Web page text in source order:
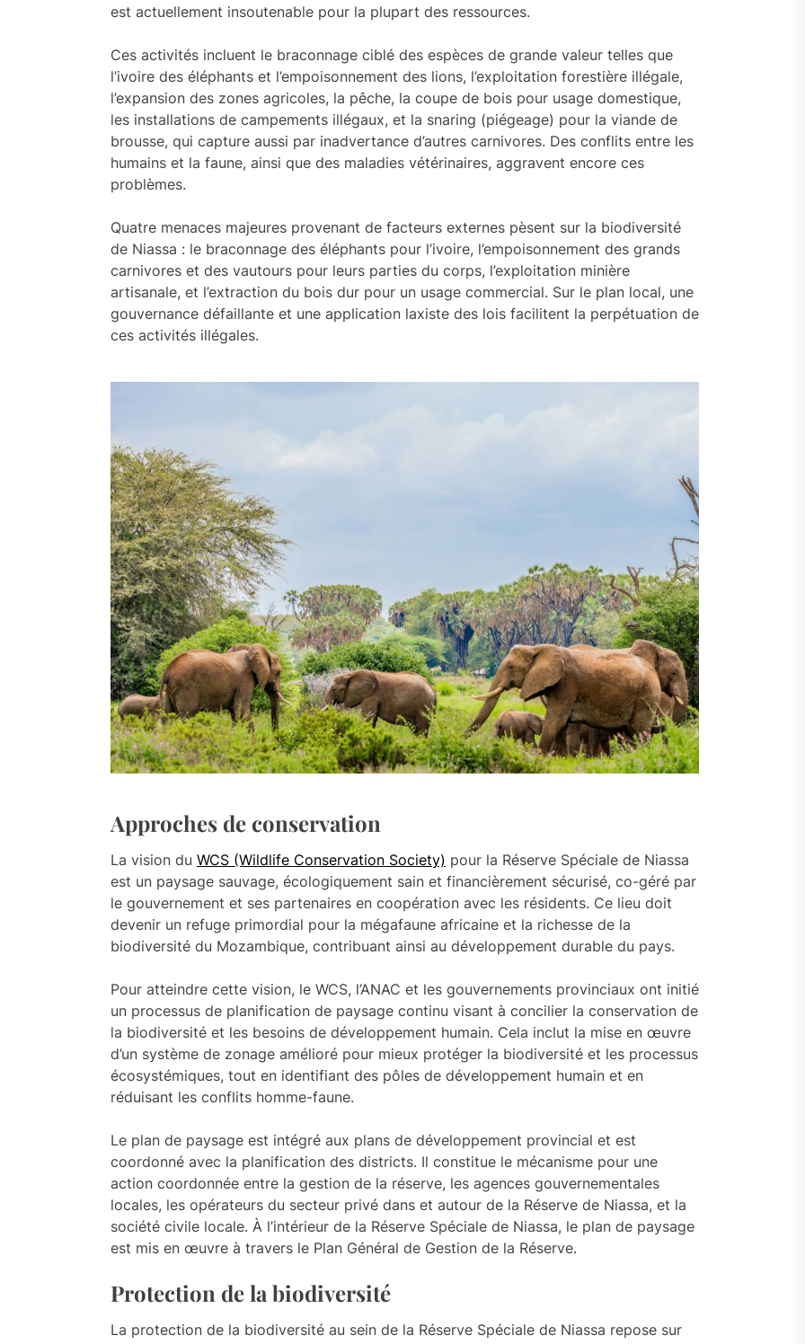
est actuellement insoutenable pour la plupart des ressources.
Ces activités incluent le braconnage ciblé des espèces de grande valeur telles que
l’ivoire des éléphants et l’empoisonnement des lions, l’exploitation forestière illégale,
l’expansion des zones agricoles, la pêche, la coupe de bois pour usage domestique,
les installations de campements illégaux, et la snaring (piégeage) pour la viande de
brousse, qui capture aussi par inadvertance d’autres carnivores. Des conflits entre les
humains et la faune, ainsi que des maladies vétérinaires, aggravent encore ces
problèmes.
Quatre menaces majeures provenant de facteurs externes pèsent sur la biodiversité
de Niassa : le braconnage des éléphants pour l’ivoire, l’empoisonnement des grands
carnivores et des vautours pour leurs parties du corps, l’exploitation minière
artisanale, et l’extraction du bois dur pour un usage commercial. Sur le plan local, une
gouvernance défaillante et une application laxiste des lois facilitent la perpétuation de
ces activités illégales.
Approches de conservation
La vision du WCS (Wildlife Conservation Society) pour la Réserve Spéciale de Niassa
est un paysage sauvage, écologiquement sain et financièrement sécurisé, co-géré par
le gouvernement et ses partenaires en coopération avec les résidents. Ce lieu doit
devenir un refuge primordial pour la mégafaune africaine et la richesse de la
biodiversité du Mozambique, contribuant ainsi au développement durable du pays.
Pour atteindre cette vision, le WCS, l’ANAC et les gouvernements provinciaux ont initié
un processus de planification de paysage continu visant à concilier la conservation de
la biodiversité et les besoins de développement humain. Cela inclut la mise en œuvre
d’un système de zonage amélioré pour mieux protéger la biodiversité et les processus
écosystémiques, tout en identifiant des pôles de développement humain et en
réduisant les conflits homme-faune.
Le plan de paysage est intégré aux plans de développement provincial et est
coordonné avec la planification des districts. Il constitue le mécanisme pour une
action coordonnée entre la gestion de la réserve, les agences gouvernementales
locales, les opérateurs du secteur privé dans et autour de la Réserve de Niassa, et la
société civile locale. À l’intérieur de la Réserve Spéciale de Niassa, le plan de paysage
est mis en œuvre à travers le Plan Général de Gestion de la Réserve.
Protection de la biodiversité
La protection de la biodiversité au sein de la Réserve Spéciale de Niassa repose sur